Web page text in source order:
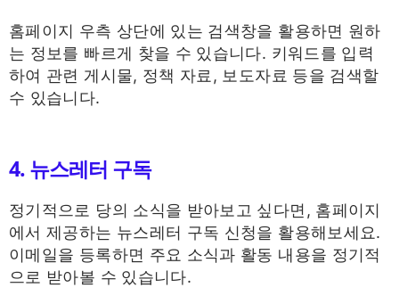
홈페이지 우측 상단에 있는 검색창을 활용하면 원하
는 정보를 빠르게 찾을 수 있습니다. 키워드를 입력
하여 관련 게시물, 정책 자료, 보도자료 등을 검색할
수 있습니다.
4. 뉴스레터 구독
정기적으로 당의 소식을 받아보고 싶다면, 홈페이지
에서 제공하는 뉴스레터 구독 신청을 활용해보세요.
이메일을 등록하면 주요 소식과 활동 내용을 정기적
으로 받아볼 수 있습니다.